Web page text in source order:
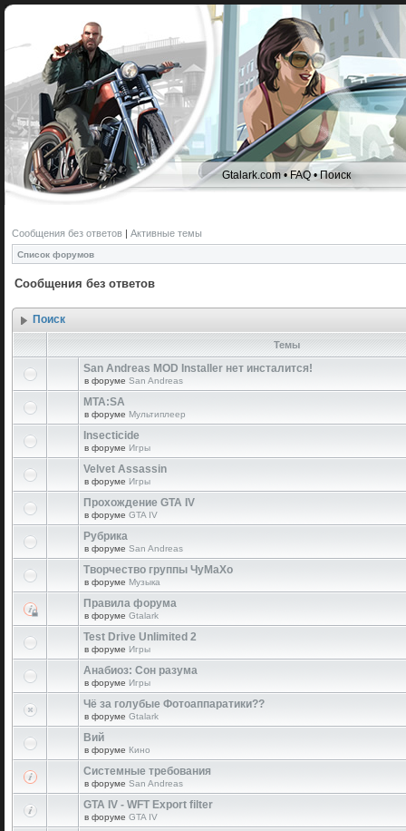
Gtalark.com •FAQ•Поиск
Сообщения без ответов | Активные темы
Список форумов
Сообщения без ответов
Поиск
Темы
San Andreas MOD Installer нет инсталится!
в форуме San Andreas
MTA:SA
в форуме Мультиплеер
Insecticide
в форуме Игры
Velvet Assassin
в форуме Игры
Прохождение GTA IV
в форуме GTA IV
Рубрика
в форуме San Andreas
Творчество группы ЧуМаХо
в форуме Музыка
Правила форума
в форуме Gtalark
Test Drive Unlimited 2
в форуме Игры
Анабиоз: Сон разума
в форуме Игры
Чё за голубые Фотоаппаратики??
в форуме Gtalark
Вий
в форуме Кино
Системные требования
в форуме San Andreas
GTA IV - WFT Export filter
в форуме GTA IV